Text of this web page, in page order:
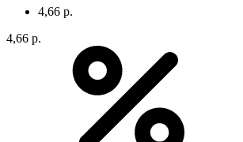
4,66 р.
4,66 р.